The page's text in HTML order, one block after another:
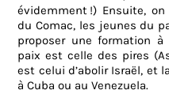
évidemment !) Ensuite,
du Comac, les jeunes du
proposer une formation à
paix est celle des pires
est celui d’abolir Israël, et
à Cuba ou au Venezuela.